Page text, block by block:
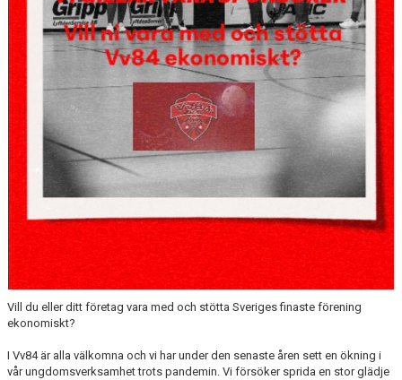
Vill du eller ditt företag vara med och stötta Sveriges finaste förening
ekonomiskt?
I Vv84 är alla välkomna och vi har under den senaste åren sett en ökning i
vår ungdomsverksamhet trots pandemin. Vi försöker sprida en stor glädje